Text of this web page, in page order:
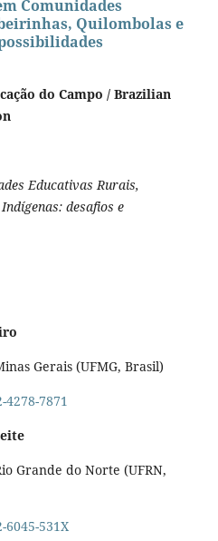
Comunidades
Quilombolas e
do Campo / Brazilian
Educativas Rurais,
desafios e
Gerais (UFMG, Brasil)
7871
Grande do Norte (UFRN,
531X